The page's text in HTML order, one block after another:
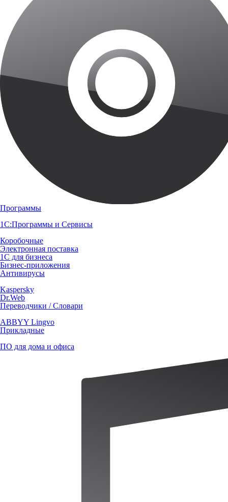
Программы
1С:Программы и Сервисы
Коробочные
Электронная поставка
1С для бизнеса
Бизнес-приложения
Антивирусы
Kaspersky
Dr.Web
Переводчики / Словари
ABBYY Lingvo
Прикладные
ПО для дома и офиса